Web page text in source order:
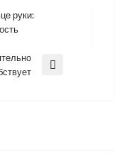
руки: